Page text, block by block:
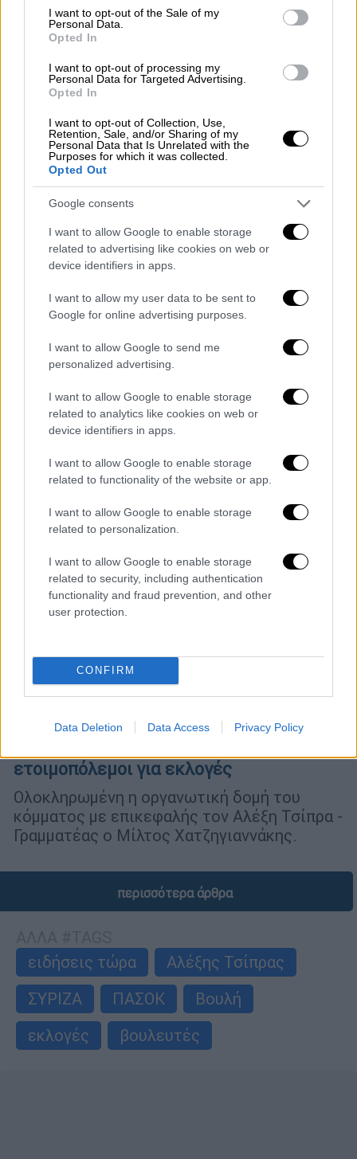
consent section.
I want to opt-out of the Sale of my
Personal Data.
Opted In
I want to opt-out of processing my
Personal Data for Targeted Advertising.
Opted In
I want to opt-out of Collection, Use,
Retention, Sale, and/or Sharing of my
Personal Data that Is Unrelated with the
Purposes for which it was collected.
Opted Out
Google consents
I want to allow Google to enable storage
related to advertising like cookies on web or
device identifiers in apps.
I want to allow my user data to be sent to
Google for online advertising purposes.
I want to allow Google to send me
personalized advertising.
I want to allow Google to enable storage
related to analytics like cookies on web or
device identifiers in apps.
I want to allow Google to enable storage
related to functionality of the website or app.
I want to allow Google to enable storage
related to personalization.
I want to allow Google to enable storage
related to security, including authentication
functionality and fraud prevention, and other
user protection.
CONFIRM
Data Deletion Data Access Privacy Policy
Οι παρεμβάσεις της ΕΛ.Α.Σ. για τη
δημόσια παιδεία: «Δεν θα καταργήσουμε
τα ιδιωτικά ΑΕΙ»
Το σχέδιό της για τη δημόσια παιδεία με 5+1
«εμβληματικές παρεμβάσεις» παρουσίασε
σήμερα η Ελληνική Αριστερή Συμπαράταξη
ΕΛ.Α.Σ.: Αυτά είναι τα 75 μέλη της
ετοιμοπόλεμοι για εκλογές
Ολοκληρωμένη η οργανωτική δομή του
κόμματος με επικεφαλής τον Αλέξη Τσίπρα -
Γραμματέας ο Μίλτος Χατζηγιαννάκης.
περισσότερα άρθρα
ειδήσεις τώρα
Αλέξης Τσίπρας
ΣΥΡΙΖΑ
ΠΑΣΟΚ
Βουλή
εκλογές
βουλευτές